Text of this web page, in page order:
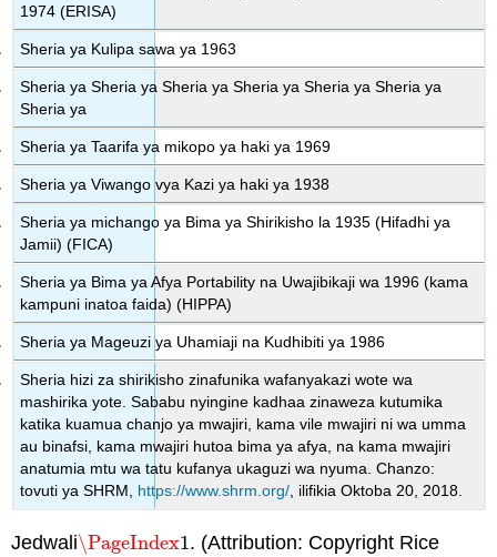
1974 (ERISA)
Sheria ya Kulipa sawa ya 1963
Sheria ya Sheria ya Sheria ya Sheria ya Sheria ya Sheria ya
Sheria ya
Sheria ya Taarifa ya mikopo ya haki ya 1969
Sheria ya Viwango vya Kazi ya haki ya 1938
Sheria ya michango ya Bima ya Shirikisho la 1935 (Hifadhi ya
Jamii) (FICA)
Sheria ya Bima ya Afya Portability na Uwajibikaji wa 1996 (kama
kampuni inatoa faida) (HIPPA)
Sheria ya Mageuzi ya Uhamiaji na Kudhibiti ya 1986
Sheria hizi za shirikisho zinafunika wafanyakazi wote wa
mashirika yote. Sababu nyingine kadhaa zinaweza kutumika
katika kuamua chanjo ya mwajiri, kama vile mwajiri ni wa umma
au binafsi, kama mwajiri hutoa bima ya afya, na kama mwajiri
anatumia mtu wa tatu kufanya ukaguzi wa nyuma. Chanzo:
tovuti ya SHRM, https://www.shrm.org/, ilifikia Oktoba 20, 2018.
Jedwali\PageIndex1
\PageIndex1. (Attribution: Copyright Rice